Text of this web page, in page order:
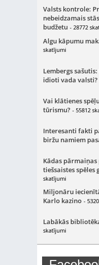
Valsts kontrole:
nebeidzamais
budžetu - 28772
Algu kāpumu
skatījumi
Lembergs
idioti vada valsti?
Vai klātienes
tūrismu? - 55812
Interesanti fakti
biržu namiem
Kādas
tiešsaistes spēles
skatījumi
Miljonāru
Karlo kazino -
Labākās
skatījumi